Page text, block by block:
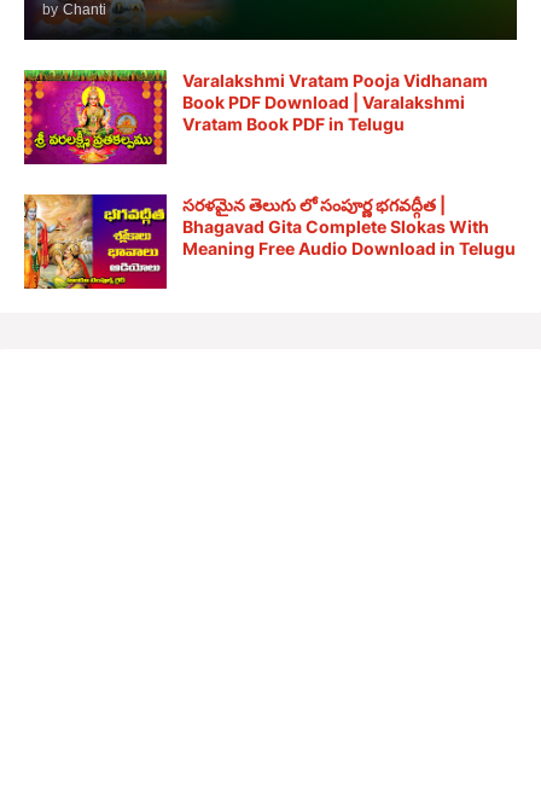
by Chanti
Varalakshmi Vratam Pooja Vidhanam
Book PDF Download | Varalakshmi
Vratam Book PDF in Telugu
సరళమైన తెలుగు లో సంపూర్ణ భగవద్గీత |
Bhagavad Gita Complete Slokas With
Meaning Free Audio Download in Telugu